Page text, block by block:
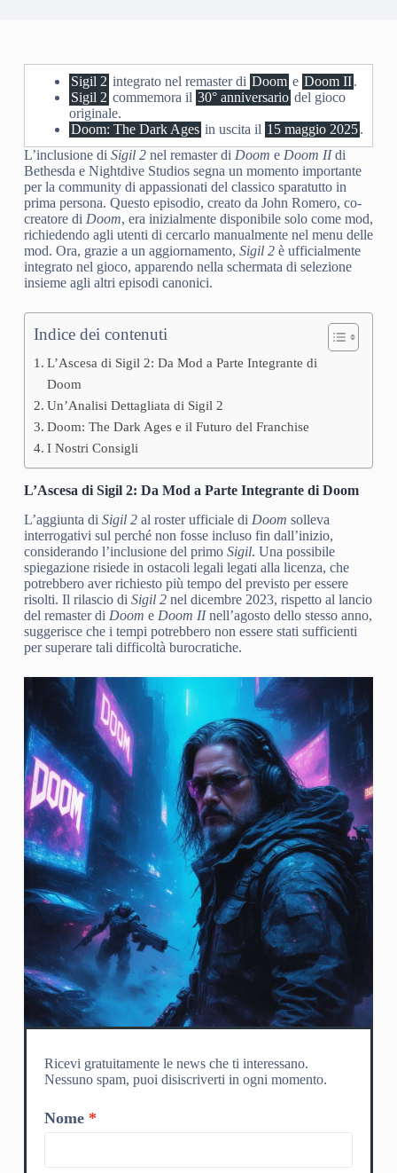
Sigil 2 integrato nel remaster di Doom e Doom II.
Sigil 2 commemora il 30° anniversario del gioco
originale.
Doom: The Dark Ages in uscita il 15 maggio 2025.
L’inclusione di Sigil 2nel remaster di Doom e Doom IIdi
Bethesda e Nightdive Studios segna un momento importante
per la community di appassionati del classico sparatutto in
prima persona. Questo episodio, creato da John Romero, co-
creatore di Doom, era inizialmente disponibile solo come mod,
richiedendo agli utenti di cercarlo manualmente nel menu delle
mod. Ora, grazie a un aggiornamento, Sigil 2è ufficialmente
integrato nel gioco, apparendo nella schermata di selezione
insieme agli altri episodi canonici.
Indice dei contenuti
L’Ascesa di Sigil 2: Da Mod a Parte Integrante di
Doom
Un’Analisi Dettagliata di Sigil 2
Doom: The Dark Ages e il Futuro del Franchise
I Nostri Consigli
L’Ascesa di Sigil 2: Da Mod a Parte Integrante di Doom
L’aggiunta di Sigil 2al roster ufficiale di Doom solleva
interrogativi sul perché non fosse incluso fin dall’inizio,
considerando l’inclusione del primo Sigil. Una possibile
spiegazione risiede in ostacoli legali legati alla licenza, che
potrebbero aver richiesto più tempo del previsto per essere
risolti. Il rilascio di Sigil 2nel dicembre 2023, rispetto al lancio
del remaster di Doom e Doom IInell’agosto dello stesso anno,
suggerisce che i tempi potrebbero non essere stati sufficienti
per superare tali difficoltà burocratiche.
Ricevi gratuitamente le news che ti interessano.
Nessuno spam, puoi disiscriverti in ogni momento.
Nome